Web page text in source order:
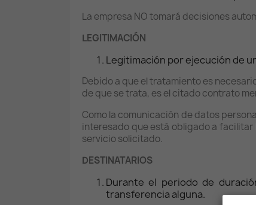
La empresa NO tomará decisiones
LEGITIMACIÓN
Legitimación por ejecución de
Debido a que el tratamiento es
de que se trata, es el citado contrato
Como la comunicación de datos
interesado que está obligado a facilitar
servicio solicitado.
DESTINATARIOS
Durante el periodo de
transferencia alguna.